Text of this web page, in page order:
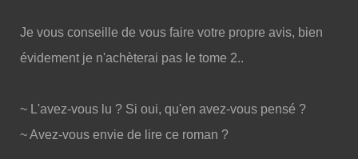
Je vous conseille de vous faire votre propre avis, bien
évidement je n'achèterai pas le tome 2..
~ L'avez-vous lu ? Si oui, qu'en avez-vous pensé ?
~ Avez-vous envie de lire ce roman ?